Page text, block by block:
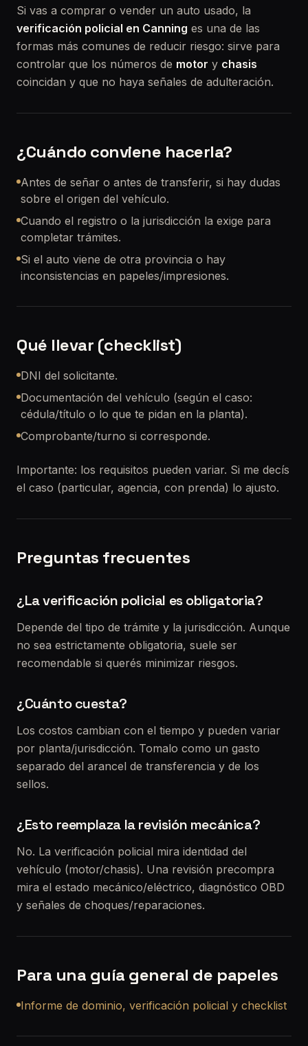
Si vas a comprar o vender un auto usado, la
verificación policial en Canning es una de las
formas más comunes de reducir riesgo: sirve para
controlar que los números de motor y chasis
coincidan y que no haya señales de adulteración.
¿Cuándo conviene hacerla?
Antes de señar o antes de transferir, si hay dudas
sobre el origen del vehículo.
Cuando el registro o la jurisdicción la exige para
completar trámites.
Si el auto viene de otra provincia o hay
inconsistencias en papeles/impresiones.
Qué llevar (checklist)
DNI del solicitante.
Documentación del vehículo (según el caso:
cédula/título o lo que te pidan en la planta).
Comprobante/turno si corresponde.
Importante: los requisitos pueden variar. Si me decís
el caso (particular, agencia, con prenda) lo ajusto.
Preguntas frecuentes
¿La verificación policial es obligatoria?
Depende del tipo de trámite y la jurisdicción. Aunque
no sea estrictamente obligatoria, suele ser
recomendable si querés minimizar riesgos.
¿Cuánto cuesta?
Los costos cambian con el tiempo y pueden variar
por planta/jurisdicción. Tomalo como un gasto
separado del arancel de transferencia y de los
sellos.
¿Esto reemplaza la revisión mecánica?
No. La verificación policial mira identidad del
vehículo (motor/chasis). Una revisión precompra
mira el estado mecánico/eléctrico, diagnóstico OBD
y señales de choques/reparaciones.
Para una guía general de papeles
Informe de dominio, verificación policial y checklist